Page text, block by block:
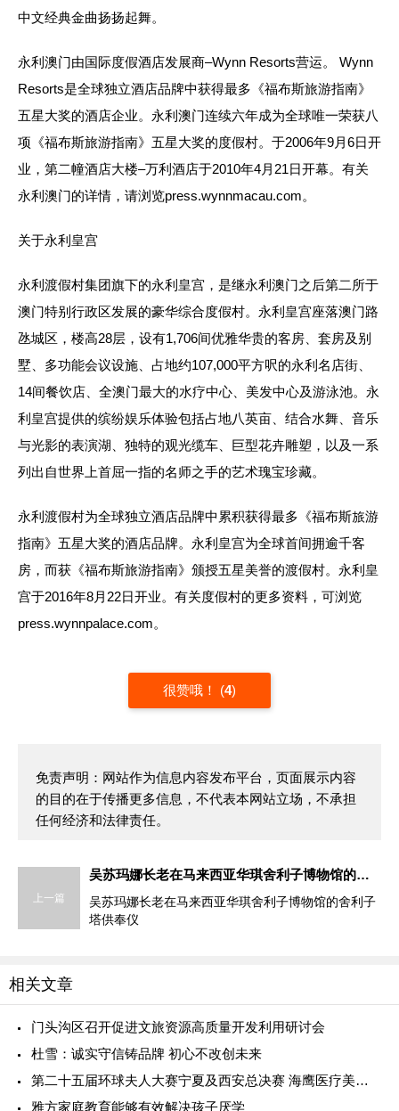
中文经典金曲扬扬起舞。
永利澳门由国际度假酒店发展商–Wynn Resorts营运。 Wynn
Resorts是全球独立酒店品牌中获得最多《福布斯旅游指南》
五星大奖的酒店企业。永利澳门连续六年成为全球唯一荣获八
项《福布斯旅游指南》五星大奖的度假村。于2006年9月6日开
业，第二幢酒店大楼–万利酒店于2010年4月21日开幕。有关
永利澳门的详情，请浏览press.wynnmacau.com。
关于永利皇宫
永利渡假村集团旗下的永利皇宫，是继永利澳门之后第二所于
澳门特别行政区发展的豪华综合度假村。永利皇宫座落澳门路
氹城区，楼高28层，设有1,706间优雅华贵的客房、套房及别
墅、多功能会议设施、占地约107,000平方呎的永利名店街、
14间餐饮店、全澳门最大的水疗中心、美发中心及游泳池。永
利皇宫提供的缤纷娱乐体验包括占地八英亩、结合水舞、音乐
与光影的表演湖、独特的观光缆车、巨型花卉雕塑，以及一系
列出自世界上首屈一指的名师之手的艺术瑰宝珍藏。
永利渡假村为全球独立酒店品牌中累积获得最多《福布斯旅游
指南》五星大奖的酒店品牌。永利皇宫为全球首间拥逾千客
房，而获《福布斯旅游指南》颁授五星美誉的渡假村。永利皇
宫于2016年8月22日开业。有关度假村的更多资料，可浏览
press.wynnpalace.com。
很赞哦！ (4)
免责声明：网站作为信息内容发布平台，页面展示内容
的目的在于传播更多信息，不代表本网站立场，不承担
任何经济和法律责任。
上一篇
吴苏玛娜长老在马来西亚华琪舍利子博物馆的舍利子塔供奉仪式发表演讲
吴苏玛娜长老在马来西亚华琪舍利子博物馆的舍利子
塔供奉仪
相关文章
门头沟区召开促进文旅资源高质量开发利用研讨会
杜雪：诚实守信铸品牌 初心不改创未来
第二十五届环球夫人大赛宁夏及西安总决赛 海鹰医疗美容特约
雅方家庭教育能够有效解决孩子厌学